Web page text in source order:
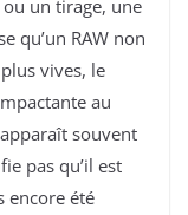
un tirage, une
qu’un RAW non
vives, le
au
souvent
pas qu’il est
encore été